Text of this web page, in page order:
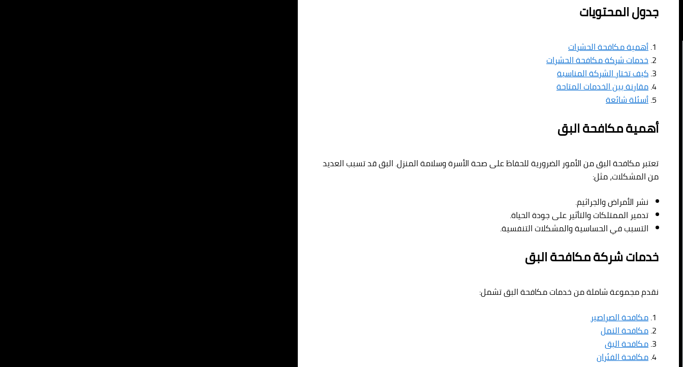
جدول المحتويات
أهمية مكافحة الحشرات
خدمات شركة مكافحة الحشرات
كيف تختار الشركة المناسبة
مقارنة بين الخدمات المتاحة
أسئلة شائعة
أهمية مكافحة البق
تعتبر مكافحة البق من الأمور الضرورية للحفاظ على صحة الأسرة وسلامة المنزل. البق قد تسبب العديد
من المشكلات، مثل:
نشر الأمراض والجراثيم.
تدمير الممتلكات والتأثير على جودة الحياة.
التسبب في الحساسية والمشكلات التنفسية.
خدمات شركة مكافحة البق
نقدم مجموعة شاملة من خدمات مكافحة البق تشمل:
مكافحة الصراصير
مكافحة النمل
مكافحة البق
مكافحة الفئران